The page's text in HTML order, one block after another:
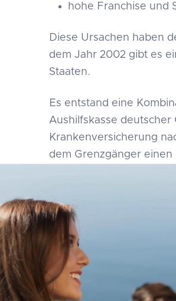
hohe Franchise und
Diese Ursachen haben
dem Jahr 2002 gibt es
Staaten.
Es entstand eine
Aushilfskasse
Krankenversicherung
dem Grenzgänger einen